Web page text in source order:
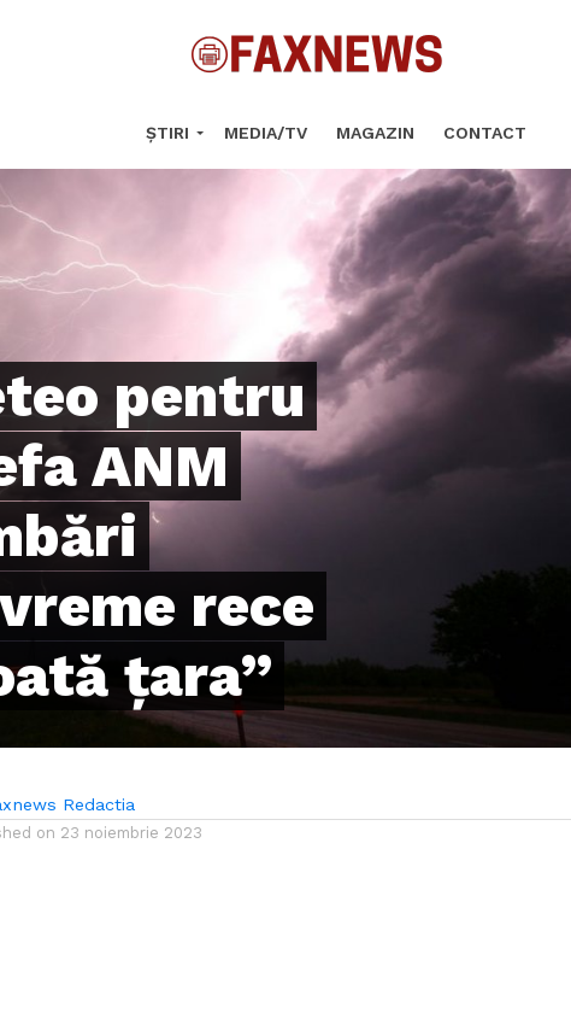
ȘTIRI MEDIA/TV MAGAZIN CONTACT
pentru
ANM
rece
țara”
Redactia
on 23 noiembrie 2023